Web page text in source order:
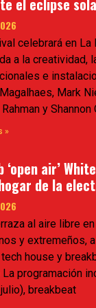
el eclipse
celebrará en La
a la creatividad,
e
Mark
y Shannon
»
‘open air’
de la
al aire libre
y extremeños,
tech house y
programación
breakbeat